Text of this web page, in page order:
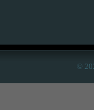
©